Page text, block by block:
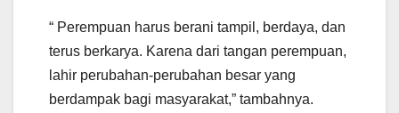
“ Perempuan harus berani tampil, berdaya, dan
terus berkarya. Karena dari tangan perempuan,
lahir perubahan-perubahan besar yang
berdampak bagi masyarakat,” tambahnya.